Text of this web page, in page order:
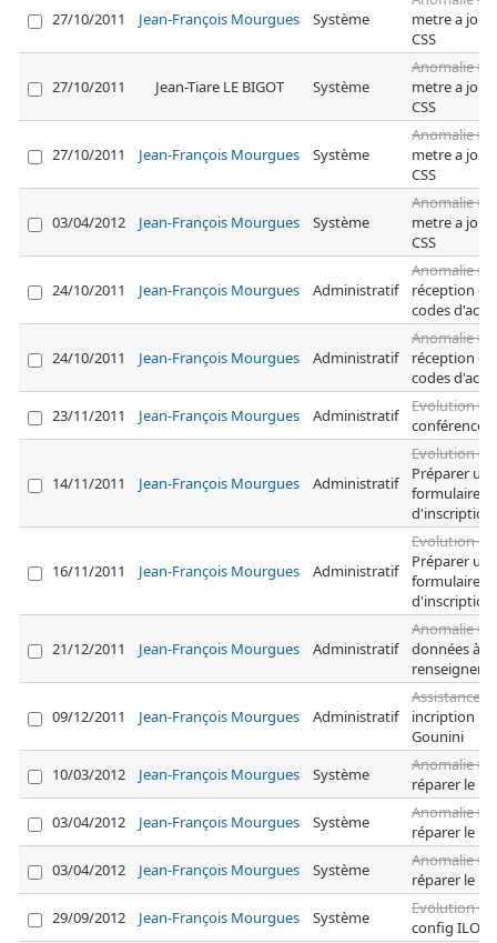
27/10/2011 Jean-François Mourgues Système
metre a jour
CSS
27/10/2011 Jean-Tiare LE BIGOT Système
Anomalie
metre a jour
CSS
27/10/2011 Jean-François Mourgues Système
Anomalie
metre a jour
CSS
03/04/2012 Jean-François Mourgues Système
Anomalie
metre a jour
CSS
24/10/2011 Jean-François Mourgues Administratif
Anomalie
réception
codes
24/10/2011 Jean-François Mourgues Administratif
Anomalie
réception
codes
23/11/2011
Jean-François Mourgues Administratif
Evolution
conférence
14/11/2011 Jean-François Mourgues Administratif
Evolution
Préparer un
formulaire
d'inscription
16/11/2011 Jean-François Mourgues Administratif
Evolution
Préparer un
formulaire
d'inscription
21/12/2011 Jean-François Mourgues Administratif
Anomalie
données à
renseigner
09/12/2011 Jean-François Mourgues Administratif
Assistance
incription
Gounini
10/03/2012
Jean-François Mourgues Système
Anomalie
réparer le
03/04/2012
Jean-François Mourgues Système
Anomalie
réparer le
03/04/2012
Jean-François Mourgues Système
Anomalie
réparer le
29/09/2012
Jean-François Mourgues Système
Evolution
config ILO